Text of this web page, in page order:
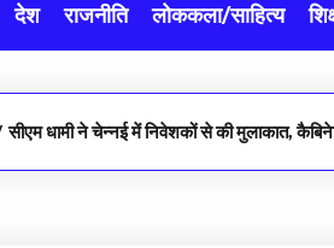
देश राजनीति लोककला/साहित्य
सीएम धामी ने चेन्नई में निवेशकों से की मुलाकात,